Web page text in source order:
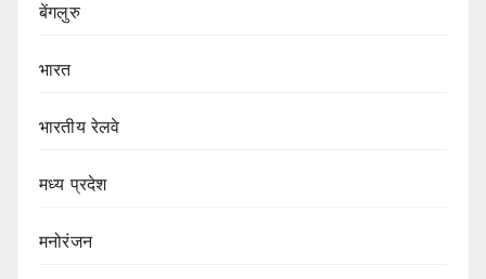
बेंगलुरु
भारत
भारतीय रेलवे
मध्य प्रदेश
मनोरंजन